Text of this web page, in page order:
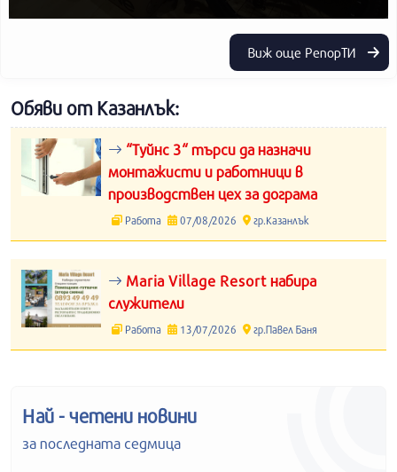
Виж още РепорТИ
Обяви от Казанлък:
“Туйнс 3“ търси да назначи
монтажисти и работници в
производствен цех за дограма
Работа 07/08/2026 гр.Казанлък
Maria Village Resort набира
служители
Работа 13/07/2026 гр.Павел Баня
Най - четени новини
за последната седмица